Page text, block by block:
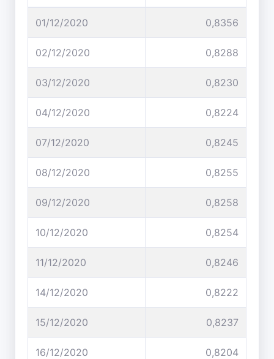
01/12/2020 0,8356
02/12/2020 0,8288
03/12/2020 0,8230
04/12/2020 0,8224
07/12/2020 0,8245
08/12/2020 0,8255
09/12/2020 0,8258
10/12/2020 0,8254
11/12/2020 0,8246
14/12/2020 0,8222
15/12/2020 0,8237
16/12/2020 0,8204